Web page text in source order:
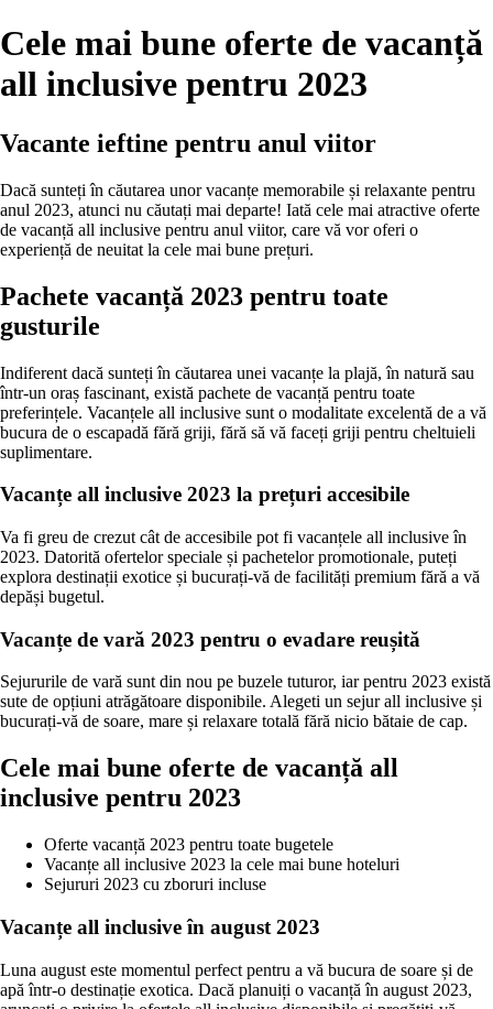
Cele mai bune oferte de vacanță
all inclusive pentru 2023
Vacante ieftine pentru anul viitor
Dacă sunteți în căutarea unor vacanțe memorabile și relaxante pentru
anul 2023, atunci nu căutați mai departe! Iată cele mai atractive oferte
de vacanță all inclusive pentru anul viitor, care vă vor oferi o
experiență de neuitat la cele mai bune prețuri.
Pachete vacanță 2023 pentru toate
gusturile
Indiferent dacă sunteți în căutarea unei vacanțe la plajă, în natură sau
într-un oraș fascinant, există pachete de vacanță pentru toate
preferințele. Vacanțele all inclusive sunt o modalitate excelentă de a vă
bucura de o escapadă fără griji, fără să vă faceți griji pentru cheltuieli
suplimentare.
Vacanțe all inclusive 2023 la prețuri accesibile
Va fi greu de crezut cât de accesibile pot fi vacanțele all inclusive în
2023. Datorită ofertelor speciale și pachetelor promotionale, puteți
explora destinații exotice și bucurați-vă de facilități premium fără a vă
depăși bugetul.
Vacanțe de vară 2023 pentru o evadare reușită
Sejururile de vară sunt din nou pe buzele tuturor, iar pentru 2023 există
sute de opțiuni atrăgătoare disponibile. Alegeti un sejur all inclusive și
bucurați-vă de soare, mare și relaxare totală fără nicio bătaie de cap.
Cele mai bune oferte de vacanță all
inclusive pentru 2023
Oferte vacanță 2023 pentru toate bugetele
Vacanțe all inclusive 2023 la cele mai bune hoteluri
Sejururi 2023 cu zboruri incluse
Vacanțe all inclusive în august 2023
Luna august este momentul perfect pentru a vă bucura de soare și de
apă într-o destinație exotica. Dacă planuiți o vacanță în august 2023,